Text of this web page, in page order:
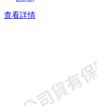
查看詳情